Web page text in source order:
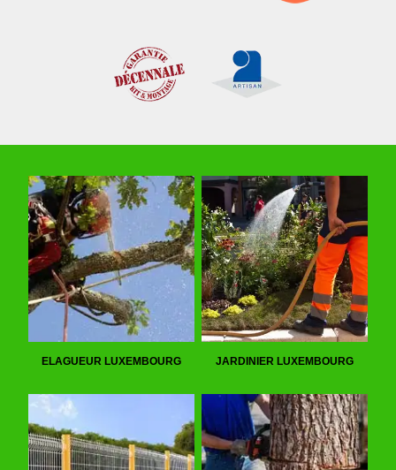
ELAGUEUR LUXEMBOURG JARDINIER LUXEMBOURG